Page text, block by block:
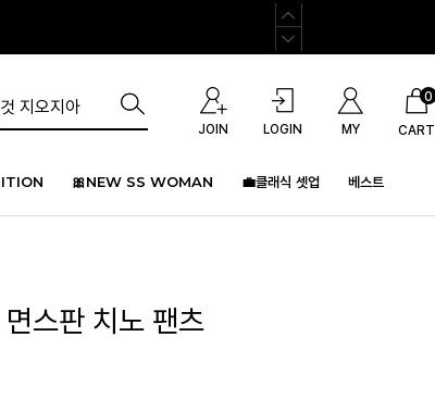
JOIN LOGIN MY CART
0
🎀NEW SS WOMAN 💼클래식 셋업 베스트
스판 치노 팬츠